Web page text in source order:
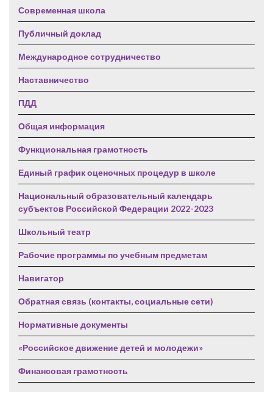
Современная школа
Публичный доклад
Международное сотрудничество
Наставничество
ПДД
Общая информация
Функциональная грамотность
Единый график оценочных процедур в школе
Национальный образовательный календарь
субъектов Российской Федерации 2022-2023
Школьный театр
Рабочие программы по учебным предметам
Навигатор
Обратная связь (контакты, социальные сети)
Нормативные документы
«Российское движение детей и молодежи»
Финансовая грамотность